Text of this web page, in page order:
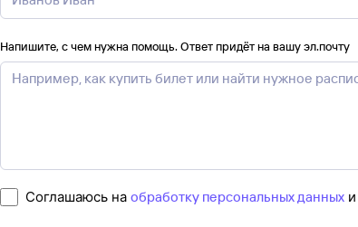
Напишите, с чем нужна помощь. Ответ придёт на вашу эл.почту
Соглашаюсь на обработку персональных данных и